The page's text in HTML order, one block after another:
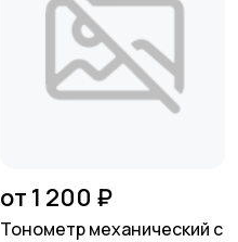
от 1 200 ₽
Тонометр механический с